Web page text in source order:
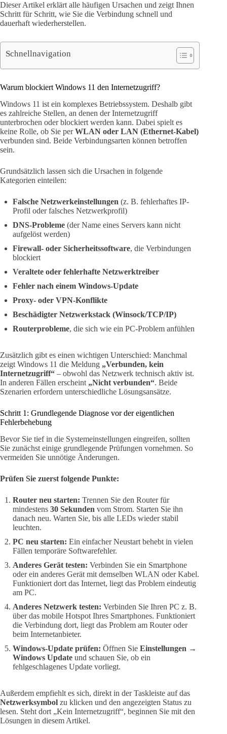
Dieser Artikel erklärt alle häufigen Ursachen und zeigt Ihnen
Schritt für Schritt, wie Sie die Verbindung schnell und
dauerhaft wiederherstellen.
Schnellnavigation
Warum blockiert Windows 11 den Internetzugriff?
Windows 11 ist ein komplexes Betriebssystem. Deshalb gibt
es zahlreiche Stellen, an denen der Internetzugriff
unterbrochen oder blockiert werden kann. Dabei spielt es
keine Rolle, ob Sie perWLAN oder LAN (Ethernet-Kabel)
verbunden sind. Beide Verbindungsarten können betroffen
sein.
Grundsätzlich lassen sich die Ursachen in folgende
Kategorien einteilen:
Falsche Netzwerkeinstellungen (z. B. fehlerhaftes IP-
Profil oder falsches Netzwerkprofil)
DNS-Probleme (der Name eines Servers kann nicht
aufgelöst werden)
Firewall- oder Sicherheitssoftware, die Verbindungen
blockiert
Veraltete oder fehlerhafte Netzwerktreiber
Fehler nach einem Windows-Update
Proxy- oder VPN-Konflikte
Beschädigter Netzwerkstack (Winsock/TCP/IP)
Routerprobleme, die sich wie ein PC-Problem anfühlen
Zusätzlich gibt es einen wichtigen Unterschied: Manchmal
zeigt Windows 11 die Meldung „Verbunden, kein
Internetzugriff“ – obwohl das Netzwerk technisch aktiv ist.
In anderen Fällen erscheint „Nicht verbunden“. Beide
Szenarien erfordern unterschiedliche Lösungsansätze.
Schritt 1: Grundlegende Diagnose vor der eigentlichen
Fehlerbehebung
Bevor Sie tief in die Systemeinstellungen eingreifen, sollten
Sie zunächst einige grundlegende Prüfungen vornehmen. So
vermeiden Sie unnötige Änderungen.
Prüfen Sie zuerst folgende Punkte:
Router neu starten: Trennen Sie den Router für
mindestens 30 Sekunden vom Strom. Starten Sie ihn
danach neu. Warten Sie, bis alle LEDs wieder stabil
leuchten.
PC neu starten: Ein einfacher Neustart behebt in vielen
Fällen temporäre Softwarefehler.
Anderes Gerät testen: Verbinden Sie ein Smartphone
oder ein anderes Gerät mit demselben WLAN oder Kabel.
Funktioniert dort das Internet, liegt das Problem eindeutig
am PC.
Anderes Netzwerk testen: Verbinden Sie Ihren PC z. B.
über das mobile Hotspot Ihres Smartphones. Funktioniert
die Verbindung dort, liegt das Problem am Router oder
beim Internetanbieter.
Windows-Update prüfen: Öffnen Sie Einstellungen →
Windows Update und schauen Sie, ob ein
fehlgeschlagenes Update vorliegt.
Außerdem empfiehlt es sich, direkt in der Taskleiste auf das
Netzwerksymbol zu klicken und den angezeigten Status zu
lesen. Steht dort „Kein Internetzugriff“, beginnen Sie mit den
Lösungen in diesem Artikel.